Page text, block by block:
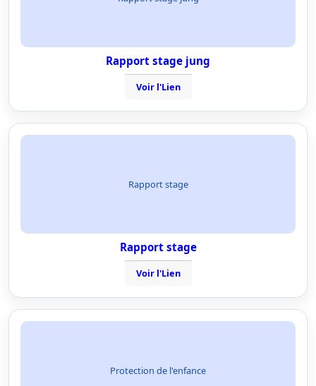
Rapport stage jung
Voir l'Lien
Rapport stage
Rapport stage
Voir l'Lien
Protection de l'enfance